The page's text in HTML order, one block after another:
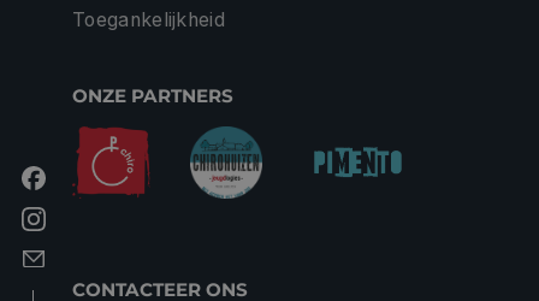
Toegankelijkheid
ONZE PARTNERS
CONTACTEER ONS